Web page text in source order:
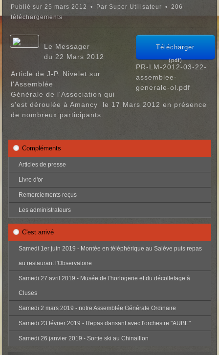
Publié sur 25 mars 2012 ParSuper Utilisateur
206
téléchargements
Télécharger
(pdf)
PR-LM-2012-03-22-
assemblee-
generale-ol.pdf
Le Messager
du 22 Mars 2012
Article de J-P. Nivelet sur
l'Assemblée
Générale de l'Association qui
s'est déroulée à Amancy le 17 Mars 2012 en présence
de nombreux participants.
Compléments
Articles de presse
Livre d'or
Remerciements reçus
Les administrateurs
C'est arrivé
Samedi 1er juin 2019 - Montée en téléphérique au Salève puis repas
au restaurant l'Observatoire
Samedi 27 avril 2019 - Musée de l'horlogerie et du décolletage à
Cluses
Samedi 2 mars 2019 - notre Assemblée Générale Ordinaire
Samedi 23 février 2019 - Repas dansant avec l'orchestre "AUBE"
Samedi 26 janvier 2019 - Sortie ski au Chinaillon